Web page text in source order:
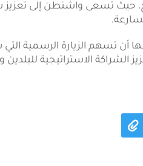
حيث تسعى واشنطن إلى تعزيز
تسهم الزيارة الرسمية التي
الشراكة الاستراتيجية